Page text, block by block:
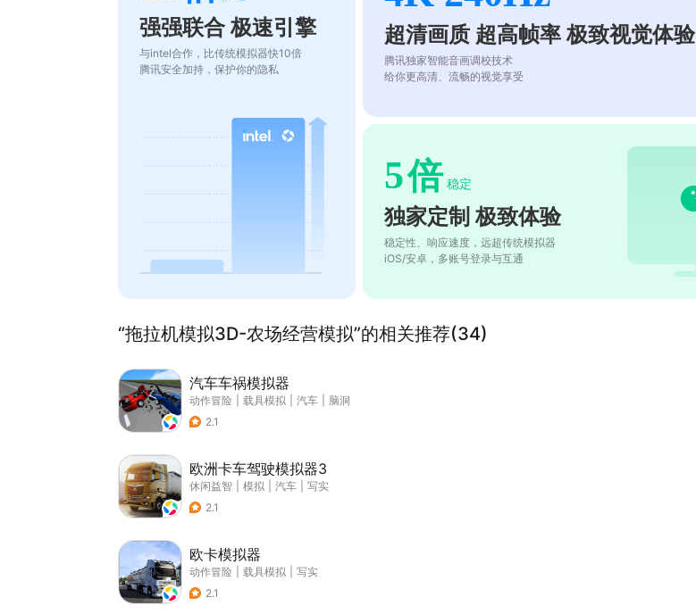
强强联合 极速引擎
与intel合作，比传统模拟器快10倍
腾讯安全加持，保护你的隐私
超清画质 超高帧率 极致视觉体验
腾讯独家智能音画调校技术
给你更高清、流畅的视觉享受
5倍 稳定
独家定制 极致体验
稳定性、响应速度，远超传统模拟器
iOS/安卓，多账号登录与互通
“拖拉机模拟3D-农场经营模拟”的相关推荐(34)
汽车车祸模拟器
动作冒险 载具模拟 汽车
脑洞
2.1
欧洲卡车驾驶模拟器3
休闲益智 模拟 汽车
写实
2.1
欧卡模拟器
动作冒险 载具模拟
写实
2.1